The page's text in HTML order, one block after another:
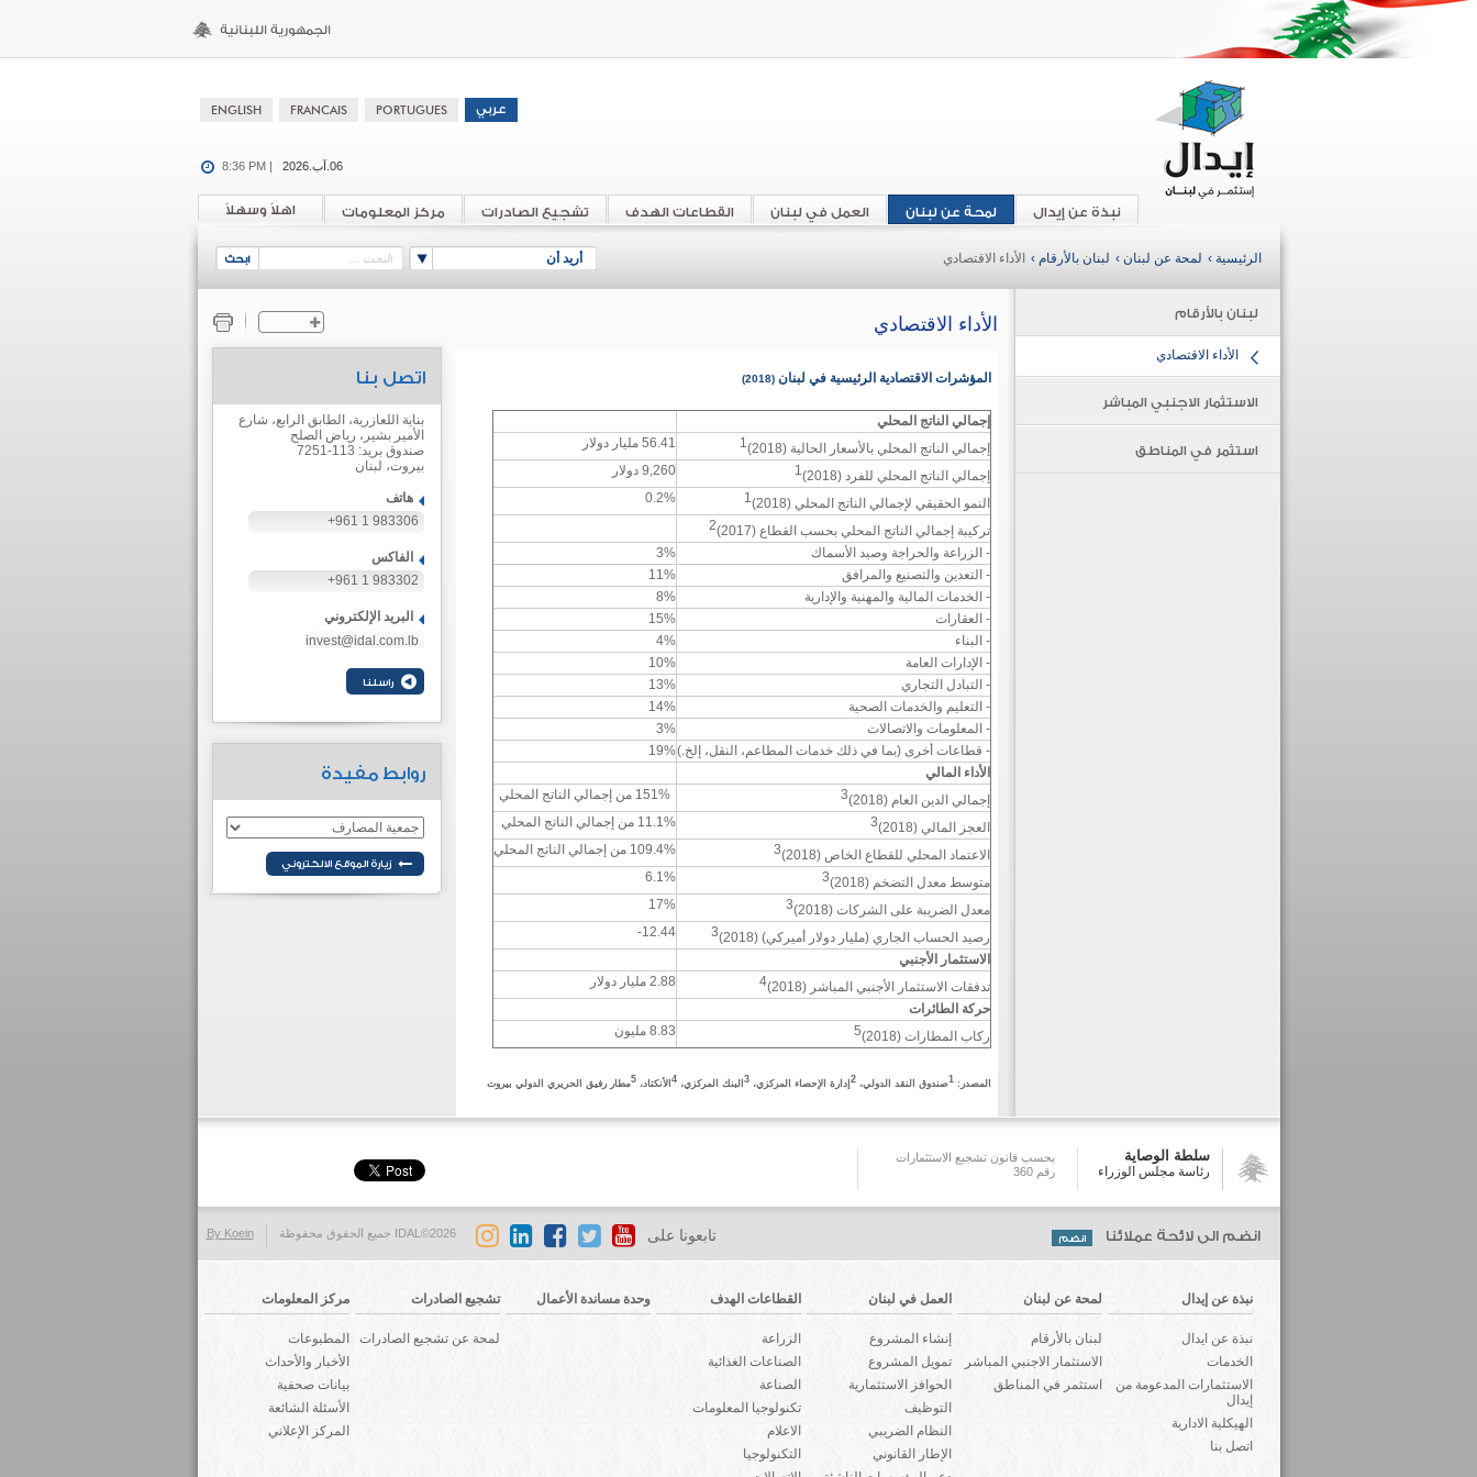
06.آب.2026 8:36 PM |
اهلاً وسهلاً مركز المعلومات تشجيع الصادرات القطاعات الهدف العمل في لبنان لمحة عن لبنان نبذة عن إيدال
أريد أن الرئيسية › لمحة عن لبنان › لبنان بالأرقام › الأداء الاقتصادي
لبنان بالأرقام
الأداء الاقتصادي
الاستثمار الاجنبي المباشر
استثمر في المناطق
الأداء الاقتصادي
المؤشرات الاقتصادية الرئيسية في لبنان(2018)
إجمالي الناتج المحلي
إجمالي الناتج المحلي بالأسعار الحالية (2018)
1 56.41 مليار دولار
إجمالي الناتج المحلي للفرد (2018)
1 9,260 دولار
النمو الحقيقي لإجمالي الناتج المحلي (2018)
1
0.2%
تركيبة إجمالي الناتج المحلي بحسب القطاع (2017)
2
- الزراعة والحراجة وصيد الأسماك
3%
- التعدين والتصنيع والمرافق
11%
- الخدمات المالية والمهنية والإدارية
8%
- العقارات
15%
- البناء
4%
- الإدارات العامة
10%
- التبادل التجاري
13%
- التعليم والخدمات الصحية
14%
- المعلومات والاتصالات
3%
- قطاعات أخرى (بما في ذلك خدمات المطاعم، النقل، إلخ.)19%
الأداء المالي
إجمالي الدين العام (2018)
3 151% من إجمالي الناتج المحلي
العجز المالي (2018)
3 11.1% من إجمالي الناتج المحلي
الاعتماد المحلي للقطاع الخاص (2018)
3 109.4% من إجمالي الناتج المحلي
متوسط معدل التضخم(2018)
3
6.1%
معدل الضريبة على الشركات (2018)
3
17%
رصيد الحساب الجاري (مليار دولار أميركي) (2018)
3
12.44-
الاستثمار الأجنبي
تدفقات الاستثمار الأجنبي المباشر (2018)
4
2.88 مليار دولار
حركة الطائرات
ركاب المطارات (2018)
5 8.83 مليون
المصدر:1صندوق النقد الدولي،2 إدارة الإحصاء المركزي،3 البنك المركزي،4 الأنكتاد،5مطار رفيق الحريري الدولي بيروت
اتصل بنا
بناية اللعازرية، الطابق الرابع، شارع
الأمير بشير، رياض الصلح
صندوق بريد: 113-7251
بيروت، لبنان
هاتف
+961 1 983306
الفاكس
+961 1 983302
البريد الإلكتروني
invest@idal.com.lb
روابط مفيدة
سلطة الوصاية
رئاسة مجلس الوزراء
بحسب قانون تشجيع الاستثمارات
رقم 360
By Koein IDAL©2026 جميع الحقوق محفوظة انضم الى لائحة عملائنا تابعونا على
نبذة عن إيدال
نبذة عن ايدال
الخدمات
الاستثمارات المدعومة من
إيدال
الهيكلية الادارية
اتصل بنا
لمحة عن لبنان
لبنان بالأرقام
الاستثمار الاجنبي المباشر
استثمر في المناطق
العمل في لبنان
إنشاء المشروع
تمويل المشروع
الحوافز الاستثمارية
التوظيف
النظام الضريبي
الإطار القانوني
القطاعات الهدف
الزراعة
الصناعات الغذائية
الصناعة
تكنولوجيا المعلومات
الاعلام
التكنولوجيا
وحدة مساندة الأعمال تشجيع الصادرات
لمحة عن تشجيع الصادرات
مركز المعلومات
المطبوعات
الأخبار والأحداث
بيانات صحفية
الأسئلة الشائعة
المركز الإعلاني